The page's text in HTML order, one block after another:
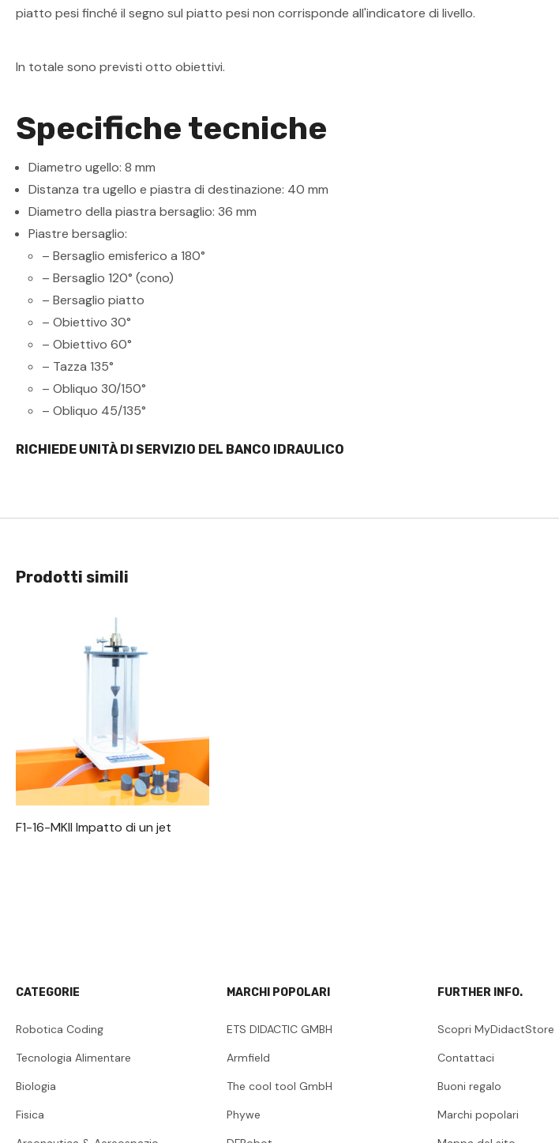
piatto pesi finché il segno sul piatto pesi non corrisponde all'indicatore di livello.
In totale sono previsti otto obiettivi.
Specifiche tecniche
Diametro ugello: 8 mm
Distanza tra ugello e piastra di destinazione: 40 mm
Diametro della piastra bersaglio: 36 mm
Piastre bersaglio:
– Bersaglio emisferico a 180°
– Bersaglio 120° (cono)
– Bersaglio piatto
– Obiettivo 30°
– Obiettivo 60°
– Tazza 135°
– Obliquo 30/150°
– Obliquo 45/135°
RICHIEDE UNITÀ DI SERVIZIO DEL BANCO IDRAULICO
Prodotti simili
Visualizzazione Rapida
F1-16-MKII Impatto di un jet
CATEGORIE
Robotica Coding
Tecnologia Alimentare
Biologia
Fisica
MARCHI POPOLARI
ETS DIDACTIC GMBH
Armfield
The cool tool GmbH
Phywe
FURTHER INFO.
Scopri MyDidactStore
Contattaci
Buoni regalo
Marchi popolari